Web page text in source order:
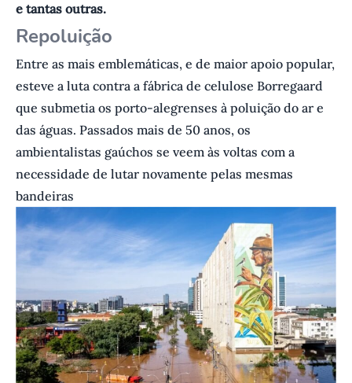
e tantas outras.
Repoluição
Entre as mais emblemáticas, e de maior apoio popular,
esteve a luta contra a fábrica de celulose Borregaard
que submetia os porto-alegrenses à poluição do ar e
das águas. Passados mais de 50 anos, os
ambientalistas gaúchos se veem às voltas com a
necessidade de lutar novamente pelas mesmas
bandeiras